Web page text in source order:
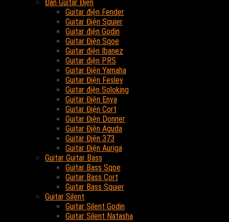
Đàn Guitar Điện
Guitar điện Fender
Guitar Điện Squier
Guitar điện Godin
Guitar Điện Sqoe
Guitar điện Ibanez
Guitar điện PRS
Guitar Điện Yamaha
Guitar Điện Fesley
Guitar điện Soloking
Guitar Điện Enya
Guitar Điện Cort
Guitar Điện Donner
Guitar Điện Aguda
Guitar Điện 373
Guitar Điện Auriga
Guitar Guitar Bass
Guitar Bass Sqoe
Guitar Bass Cort
Guitar Bass Squier
Guitar Silent
Guitar Silent Godin
Guitar Silent Natasha